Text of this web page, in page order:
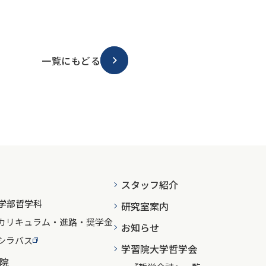
一覧にもどる
部哲学科
リキュラム・進路・奨学金
ラバス
スタッフ紹介
研究室案内
お知らせ
学習院大学哲学会